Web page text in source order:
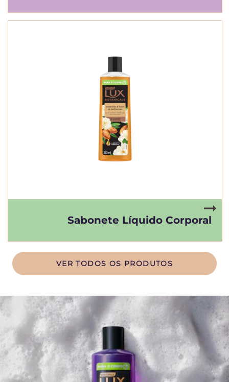
Sabonete Líquido Corporal
VER TODOS OS PRODUTOS